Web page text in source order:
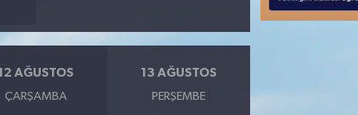
AĞUSTOS
ÇARŞAMBA
13 AĞUSTOS
PERŞEMBE